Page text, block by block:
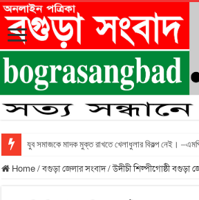
যুব সমাজকে মাদক মুক্ত রাখতে খেলাধুলার বিকল্প নেই। –এমপি
Home/বগুড়া জেলার সংবাদ/উদীচী শিল্পীগোষ্ঠী